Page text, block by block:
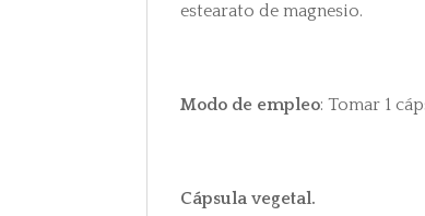
estearato de magnesio.
Modo de empleo: Tomar 1
Cápsula vegetal.